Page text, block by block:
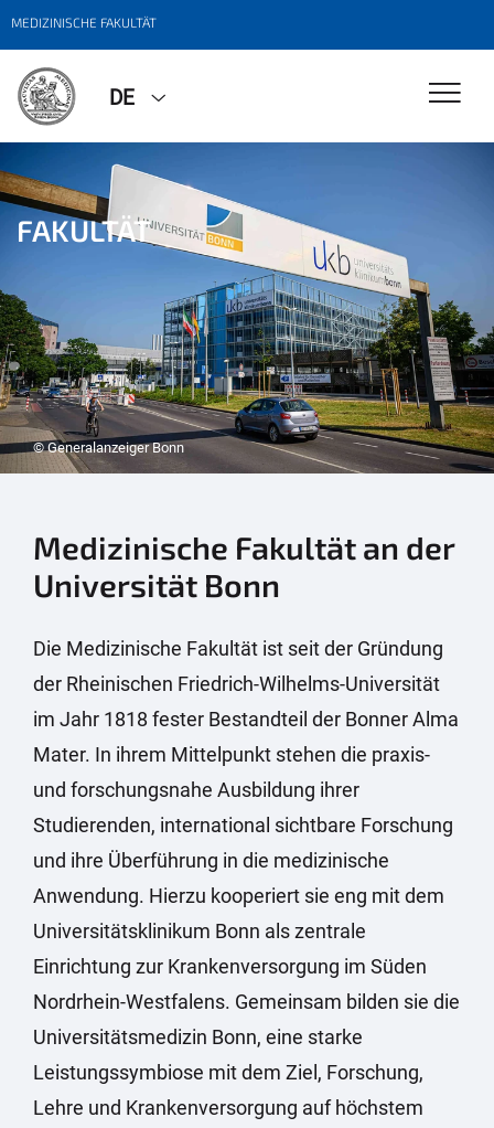
MEDIZINISCHE FAKULTÄT
DE
FAKULTÄT
© Generalanzeiger Bonn
Medizinische Fakultät an der
Universität Bonn
Die Medizinische Fakultät ist seit der Gründung
der Rheinischen Friedrich-Wilhelms-Universität
im Jahr 1818 fester Bestandteil der Bonner Alma
Mater. In ihrem Mittelpunkt stehen die praxis-
und forschungsnahe Ausbildung ihrer
Studierenden, international sichtbare Forschung
und ihre Überführung in die medizinische
Anwendung. Hierzu kooperiert sie eng mit dem
Universitätsklinikum Bonn als zentrale
Einrichtung zur Krankenversorgung im Süden
Nordrhein-Westfalens. Gemeinsam bilden sie die
Universitätsmedizin Bonn, eine starke
Leistungssymbiose mit dem Ziel, Forschung,
Lehre und Krankenversorgung auf höchstem